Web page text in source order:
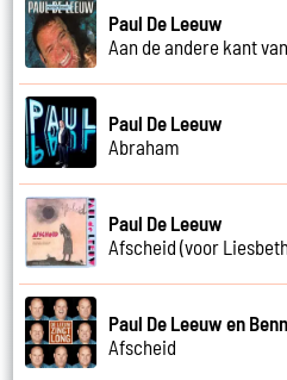
Paul De Leeuw
Aan de andere kant
Paul De Leeuw
Abraham
Paul De Leeuw
Afscheid (voor
Paul De Leeuw en
Afscheid